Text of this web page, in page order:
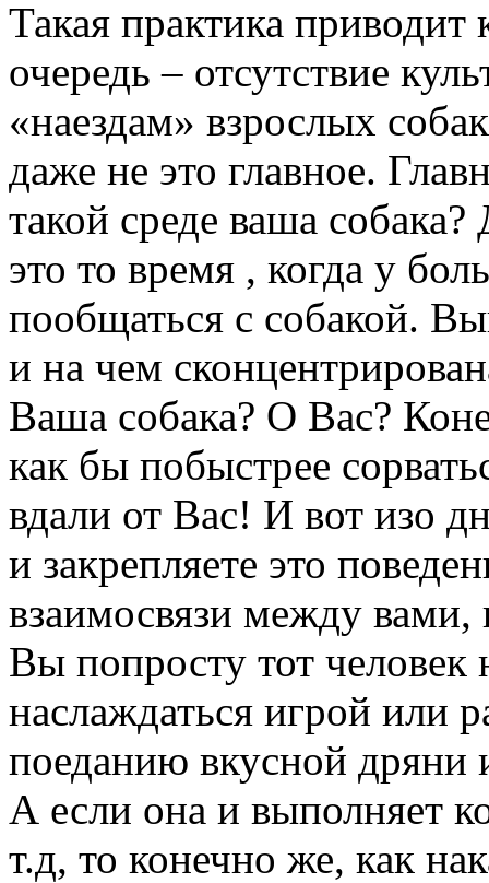
Такая практика
очередь – отсутствие
«наездам» взрослых
даже не это главное.
такой среде ваша
это то время , когда у
пообщаться с собакой.
и на чем
Ваша собака? О Вас?
как бы побыстрее
вдали от Вас! И вот изо
и закрепляете это
взаимосвязи между вами,
Вы попросту тот
наслаждаться игрой или
поеданию вкусной
А если она и выполняет
т.д, то конечно же, как